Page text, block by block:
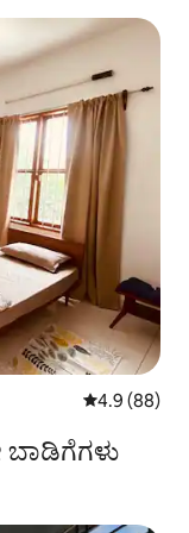
5 ರಲ್ಲಿ 4.9
4.9 (88)